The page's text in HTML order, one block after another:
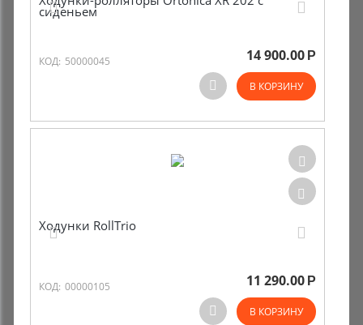
сиденьем
КОД: 50000045 14 900.00 Р
В КОРЗИНУ
Ходунки RollTrio
КОД: 00000105 11 290.00 Р
В КОРЗИНУ